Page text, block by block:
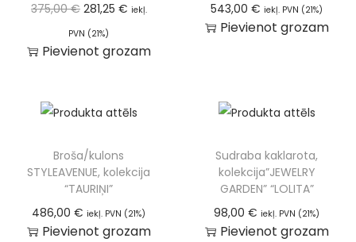
375,00€ 281,25 € iekļ.
PVN (21%)
Pievienot grozam
543,00€ iekļ. PVN (21%)
Pievienot grozam
Broša/kulons
STYLEAVENUE, kolekcija
“TAURIŅI”
486,00€ iekļ. PVN (21%)
Pievienot grozam
Sudraba kaklarota,
kolekcija”JEWELRY
GARDEN” “LOLITA”
98,00€ iekļ. PVN (21%)
Pievienot grozam